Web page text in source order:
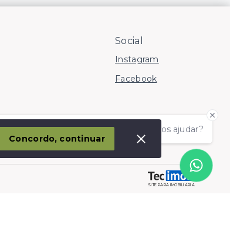
Olá! somos da Linkmob, como podemos ajudar?
Social
Instagram
Facebook
SITE PARA IMOBILIARIA
Concordo, continuar